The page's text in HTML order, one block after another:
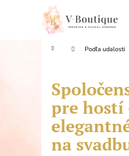
Domov Podľa udalosti
pre hostí
na
Späť
Späť